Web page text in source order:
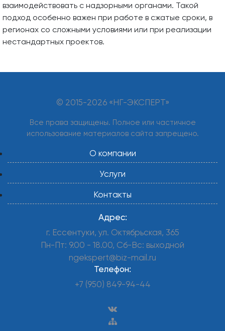
взаимодействовать с надзорными органами. Такой
подход особенно важен при работе в сжатые сроки, в
регионах со сложными условиями или при реализации
нестандартных проектов.
© 2015-2026 «НГ-ЭКСПЕРТ»
Все права защищены. Полное или частичное
использование материалов сайта запрещено.
О компании
Услуги
Контакты
Адрес:
г. Ессентуки, ул. Октябрьская, 365
Пн-Пт: 9.00 - 18.00, Сб-Вс: выходной
ngekspert@biz-mail.ru
Телефон:
+7 (950) 849-94-44